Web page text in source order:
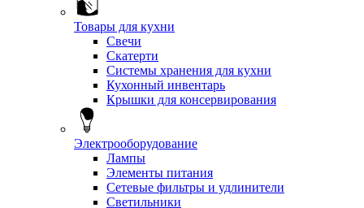
Товары для кухни
Свечи
Скатерти
Системы хранения для кухни
Кухонный инвентарь
Крышки для консервирования
Электрооборудование
Лампы
Элементы питания
Сетевые фильтры и удлинители
Светильники